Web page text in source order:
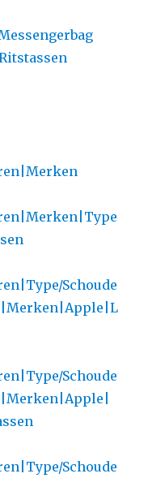
Schoude
Schoude
Schoude